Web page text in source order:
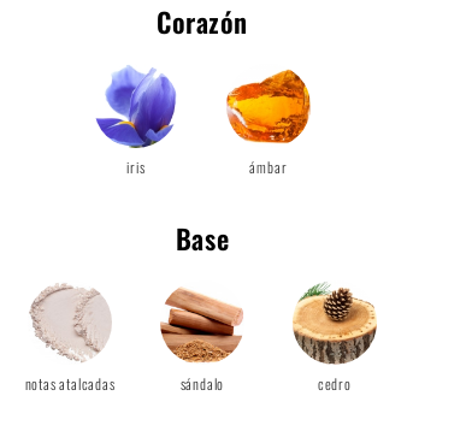
Corazón
iris ámbar
Base
notas atalcadas sándalo cedro